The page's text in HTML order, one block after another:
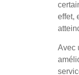
effet,
Avec